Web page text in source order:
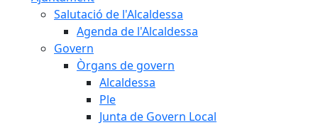
Salutació de l'Alcaldessa
Agenda de l'Alcaldessa
Govern
Òrgans de govern
Alcaldessa
Ple
Junta de Govern Local